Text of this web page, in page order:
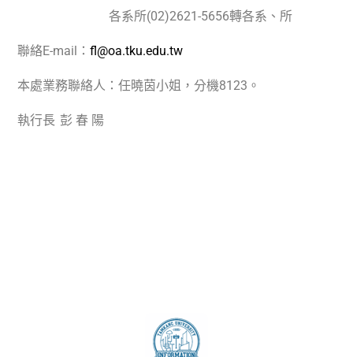
各系所(02)2621-5656轉各系、所
聯絡E-mail ： fl@oa.tku.edu.tw
本處業務聯絡人：任曉茵小姐，分機8123 。
執行長 彭 春 陽